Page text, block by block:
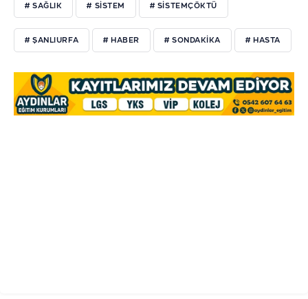
# SAĞLIK # SISTEM # SISTEMÇÖKTÜ
# ŞANLIURFA # HABER # SONDAKIKA # HASTA